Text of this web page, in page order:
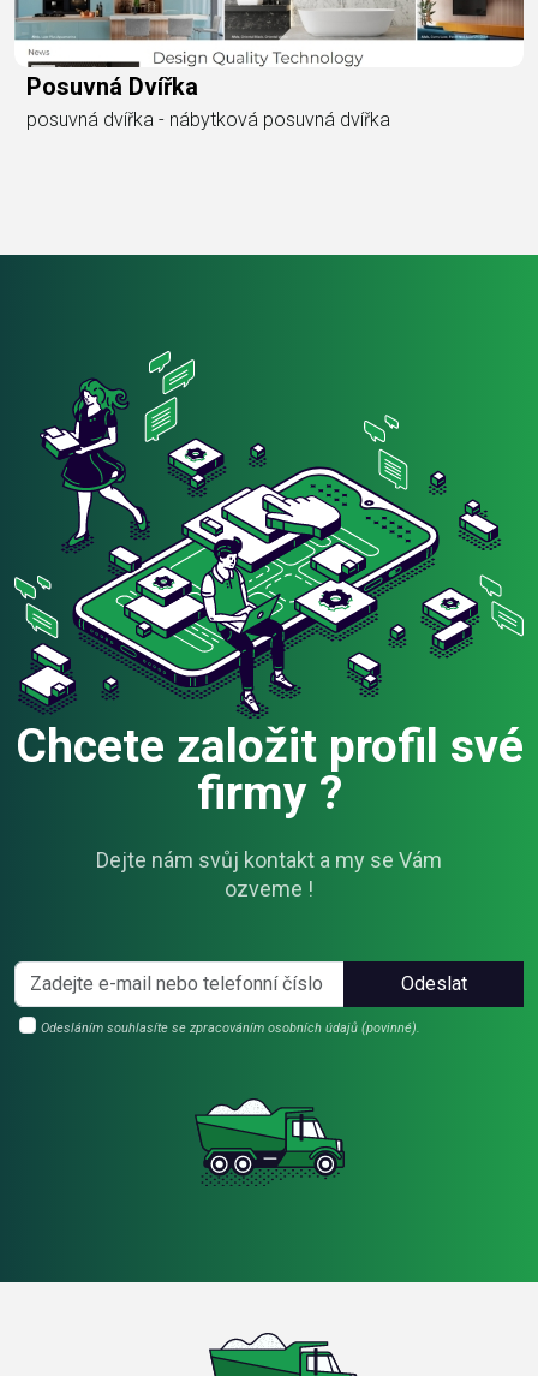
Posuvná Dvířka
posuvná dvířka - nábytková posuvná dvířka
Chcete založit profil své
firmy ?
Dejte nám svůj kontakt a my se Vám
ozveme !
Odeslat
Odesláním souhlasíte se zpracováním osobních údajů (povinné).